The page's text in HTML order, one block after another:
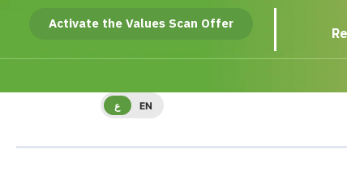
Activate the Values Scan Offer
EN ع